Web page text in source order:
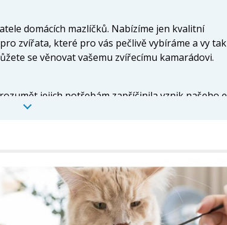
domácích mazlíčků. Nabízíme jen kvalitní
zvířata, které pro vás pečlivě vybíráme a vy tak
se věnovat vašemu zvířecímu kamarádovi.
jejich potřebám zapříčinila vznik našeho e-
našeho pejska, který nás krásných 12 let učil, že
od výrobců z celého světa za velmi příjemné ceny.
produktů. Rádi vám s výběrem
Veškeré produkty nabízíme pod naší značkou
které pravidelně odměňujeme.